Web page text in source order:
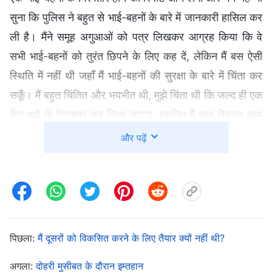
सुना कि पुलिस ने बहुत से भाई-बहनों के बारे में जानकारी हासिल कर
ली है। मैंने समूह अगुआओं को पत्र लिखकर आग्रह किया कि वे
सभी भाई-बहनों को तुरंत छिपने के लिए कह दें, लेकिन मैं बस ऐसी
स्थिति में नहीं थी जहाँ मैं भाई-बहनों की सुरक्षा के बारे में चिंता कर
सकूँ। मैं बहुत चिंतित और भयभीत थी, मुझे चिंता थी कि जल्द ही एक
दिन मुझे भी गिरफ्तार कर लिया जाएगा, इसलिए मैं कुछ विस्तृत काम
नहीं कर पाई, मैंने उन लोगों को सूचित नहीं किया जिन्हें छिपना
भेज दिया गया और दस घंटे के भीतर उसकी मौत हो गई। मुझे बहुत
लैन को समय पर सूचित करने की अपनी जिम्मेदारी निभाई होती कि
और पढ़ें
पिछला:मैं दूसरों को विकसित करने के लिए तैयार क्यों नहीं थी?
अगला:दोहरी मुसीबत के दौरान इम्तहान